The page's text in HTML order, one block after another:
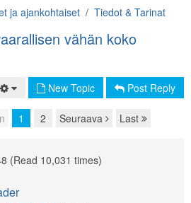
ja ajankohtaiset Tiedot & Tarinat
vähän koko
New Topic Post Reply
1 2 Seuraava Last
(Read 10,031 times)